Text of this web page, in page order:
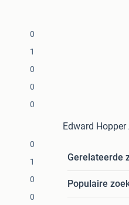
0
1
0
0
0
0
1
0
0
Edward
Gerelateerde
Populaire